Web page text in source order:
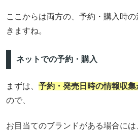
ここからは両方の、予約・購入時
きますね。
ネットでの予約・購入
まずは、 予約・発売日時の情報収
ので、
お目当てのブランドがある場合には